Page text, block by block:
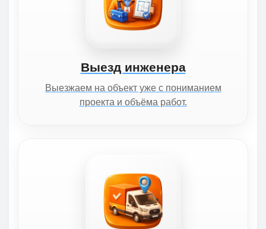
Выезд инженера
Выезжаем на объект уже с пониманием
проекта и объёма работ.